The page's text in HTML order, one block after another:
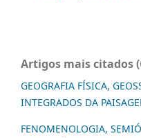
Artigos mais citados
GEOGRAFIA FÍSICA,
INTEGRADOS DA
FENOMENOLOGIA,